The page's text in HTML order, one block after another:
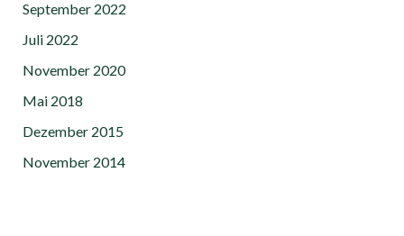
September 2022
Juli 2022
November 2020
Mai 2018
Dezember 2015
November 2014